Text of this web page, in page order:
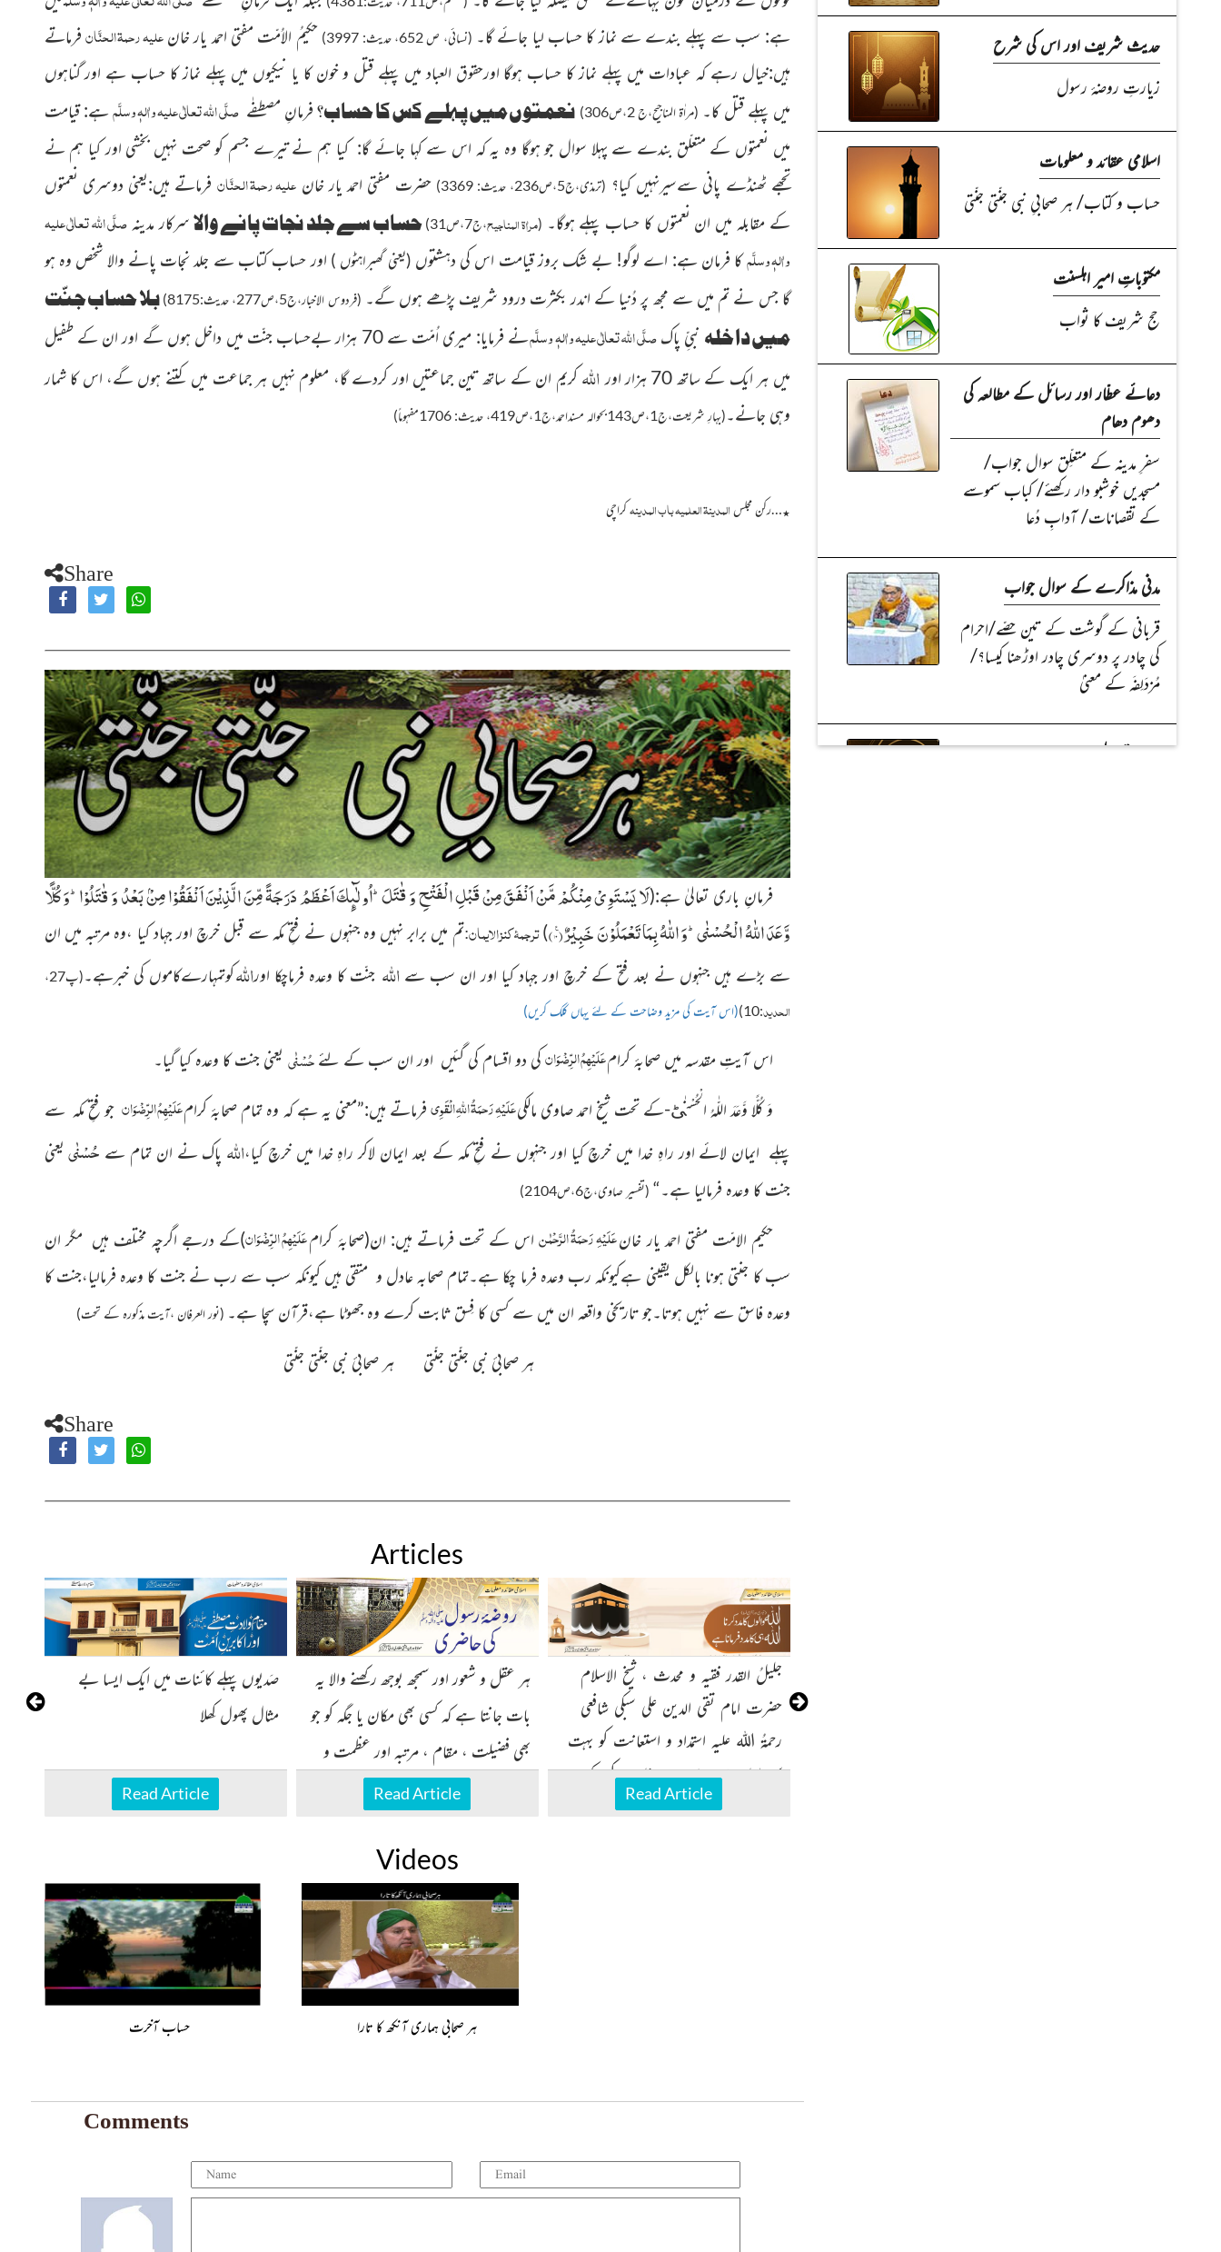
ہے: سب سے پہلے بندے سے نماز کا حساب لیا جائے گا۔ (نسائی، ص 652، حدیث: 3997) حکیمُ الاُمّت مفتی احمد یار خانعلیہ رحمۃ الحنَّانفرماتے
ہیں:خیال رہے کہ عبادات میں پہلے نماز کا حساب ہوگا اورحقوق العباد میں پہلے قتل و خون کا یا نیکیوں میں پہلے نماز کا حساب ہے اور گناہوں
میں پہلے قتل کا۔ (مراٰۃ المناجیح،ج 2،ص306) نعمتوں میں پہلے کس کا حساب؟فرمانِ مصطفٰےصلَّی اللہ تعالٰی علیہ واٰلہٖ وسلَّمہے: قیامت
میں نعمتوں کے متعلّق بندے سے پہلا سوال جو ہوگا وہ یہ کہ اس سے کہا جائے گا: کیا ہم نے تیرے جسم کو صحت نہیں بخشی اور کیا ہم نے
تجھے ٹھنڈے پانی سےسیرنہیں کیا؟ (ترمذی،ج5،ص236، حدیث: 3369) حضرت مفتی احمد یار خان علیہ رحمۃ الحنَّان فرماتے ہیں:یعنی دوسری نعمتوں
کے مقابلہ میں ان نعمتوں کا حساب پہلے ہوگا۔ (مراٰۃ المناجیح،ج7،ص31) حساب سے جلد نجات پانے والاسرکار مدینہصلَّی اللہ تعالٰی علیہ
واٰلہٖ وسلَّمکا فرمان ہے: اے لوگو! بے شک بروز قیامت اس کی دہشتوں (یعنی گھبراہٹوں ) اور حساب کتاب سے جلد نجات پانے والا شخص وہ ہو
گا جس نے تم میں سے مجھ پر دُنیا کے اندر بکثرت درود شریف پڑھے ہوں گے۔ (فردوس الاخبار،ج5،ص277، حدیث:8175)
بلا حساب جنّت
میں داخلہ نبیِّ پاکصلَّی اللہ تعالٰی علیہ واٰلہٖ وسلَّم
نے فرمایا: میری اُمّت سے 70 ہزار بےحساب جنّت میں داخل ہوں گے اور ان کے طفیل
میں ہر ایک کے ساتھ 70 ہزار اور
اللہ کریم ان کے ساتھ تین جماعتیں اور کردے گا، معلوم نہیں ہر جماعت میں کتنے ہوں گے، اس کا شمار
وہی جانے۔(بہارِ شریعت،ج1،ص143بحوالہ مسنداحمد،ج1،ص419، حدیث: 1706مفہوماً)
٭…رکن مجلس المدینۃ العلمیہ باب المدینہکراچی
Share
فرمانِ باری تعالیٰ ہے:(لَا یَسْتَوِیْ مِنْكُمْ مَّنْ اَنْفَقَ مِنْ قَبْلِ الْفَتْحِ وَ قٰتَلَؕ-اُولٰٓىٕكَ اَعْظَمُ دَرَجَةً مِّنَ الَّذِیْنَ اَنْفَقُوْا مِنْۢ بَعْدُ وَ قٰتَلُوْاؕ-وَ كُلًّا
وَّعَدَ اللّٰهُ الْحُسْنٰىؕ-وَ اللّٰهُ بِمَا تَعْمَلُوْنَ خَبِیْرٌ۠(۱۰) )ترجمۂ کنز الایمان:تم میں برابر نہیں وہ جنہوں نے فتحِ مکہ سے قبل خرچ اور جہاد کیا ،وہ مرتبہ میں ان
سے بڑے ہیں جنہوں نے بعد فتح کے خرچ اور جہاد کیا اور ان سب سے اللّٰہ جنّت کا وعدہ فرماچکا اوراللّٰہکوتمہارےکاموں کی خبرہے۔(پ27،
الحدید:10) (اس آیت کی مزید وضاحت کے لئے یہاں کلک کریں)
اس آیتِ مقدسہ میں صحابۂ کرامعَلَیْہِمُ الرِّضْوَانکی دو اقسام کی گئیں اور ان سب کے لئےحُسْنٰی یعنی جنت کا وعدہ کیا گیا۔
وَ كُلًّا وَّعَدَ اللّٰهُ الْحُسْنٰىؕ-کے تحت شیخ احمد صاوی مالکیعَلَیْہِ رَحمَۃُ اللّٰہ ِالْقَوِیفرماتے ہیں:”معنی یہ ہے کہ وہ تمام صحابۂ کرامعَلَیْہِمُ الرِّضْوَانجو فتحِ مکہ سے
پہلے ایمان لائے اور راہِ خدا میں خرچ کیا اور جنہوں نے فتحِ مکہ کے بعد ایمان لاکر راہِ خدا میں خرچ کیا،اللّٰہ پاک نے ان تمام سے حُسْنٰییعنی
جنت کا وعدہ فرمالیا ہے۔“ (تفسیر صاوی،ج6،ص2104)
حکیم الامّت مفتی احمد یار خانعَلَیْہِ رَحمَۃُ الرَّحْمٰناس کے تحت فرماتے ہیں: ان(صحابۂ کرامعَلَیْہِمُ الرِّضْوَان)کے درجے اگرچہ مختلف ہیں مگر ان
سب کا جنتی ہونا بالکل یقینی ہےکیونکہ رب وعدہ فرما چکا ہے۔تمام صحابہ عادل و متقی ہیں کیونکہ سب سے رب نے جنت کا وعدہ فرمالیا،جنت کا
وعدہ فاسق سے نہیں ہوتا۔جو تاریخی واقعہ ان میں سے کسی کا فِسق ثابت کرے وہ جھوٹا ہے،قرآن سچا ہے۔ (نور العرفان ،آیت مذکورہ کے تحت)
ہر صحابئ نبی جنّتی جنّتی ہر صحابئ نبی جنّتی جنّتی
Share
Articles
صَدیوں پہلے کائنات میں ایک ایسا بے
مثال پھول کِھلا
Read Article
ہر عقل و شعور اور سمجھ بوجھ رکھنے والا یہ
بات جانتا ہے کہ کسی بھی مکان یا جگہ کو جو
بھی فضیلت ، مقام ، مرتبہ اور عظمت و
Read Article
جلیلُ القدر فقیہ و محدث ، شیخ الاسلام
حضرت امام تقی الدین علی سبکی شافعی
رحمۃُ اللہ علیہ استمداد و استعانت کو بہت
سی احادیثِ صریحہ سے ثابت کرکے
ارشاد فرماتے ہیںRead Article
Videos
حساب آخرت ہر صحابی ہماری آنکھ کا تارا
Comments
حدیث شریف اور اس کی شرح
زیارتِ روضۂ رسول
اسلامی عقائد و معلومات
حساب و کتاب/ ہر صحابیِ نبی جنّتی جنّتی
مکتوباتِ امیر اہلسنت
حج شریف کا ثواب
دعائے عطّار اور رسائل کے مطالعہ کی
دھوم دھام
سفرِ مدینہ کے متعلِّق سوال جواب/
مسجدیں خوشبو دار رکھئے/ کباب سموسے
کے تقصانات/ آدابِ دُعا
مدنی مذاکرے کے سوال جواب
قربانی کے گوشت کے تین حصّے/احرام
کی چادر پر دوسری چادر اوڑھنا کیسا؟/
مُزدَلِفَہ کے معنیٰ
دارالافتاء اہلسنت